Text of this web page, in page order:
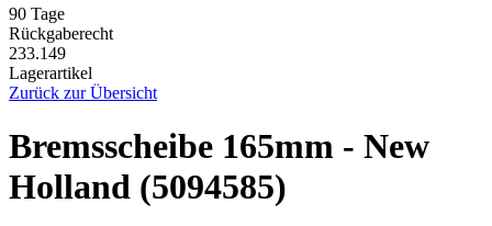
90 Tage
Rückgaberecht
233.149
Lagerartikel
Zurück zur Übersicht
Bremsscheibe 165mm - New
Holland (5094585)